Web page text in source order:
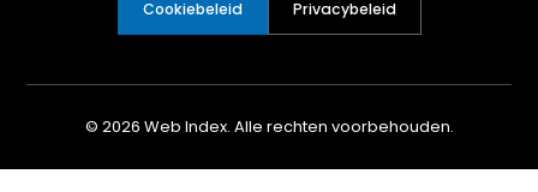
Cookiebeleid Privacybeleid
© 2026 Web Index. Alle rechten voorbehouden.